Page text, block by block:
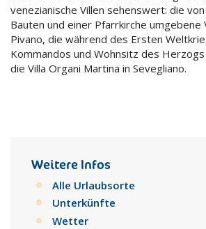
venezianische Villen sehenswert: die
Bauten und einer Pfarrkirche umgebene
Pivano, die während des Ersten
Kommandos und Wohnsitz des
die Villa Organi Martina in Sevegliano.
Weitere Infos
Alle Urlaubsorte
Unterkünfte
Wetter